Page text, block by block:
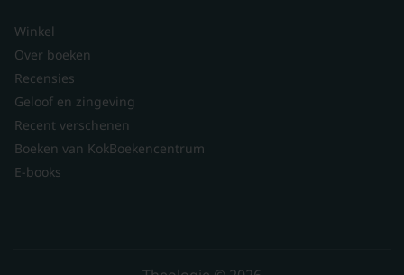
Winkel
Over boeken
Recensies
Geloof en zingeving
Recent verschenen
Boeken van KokBoekencentrum
E-books